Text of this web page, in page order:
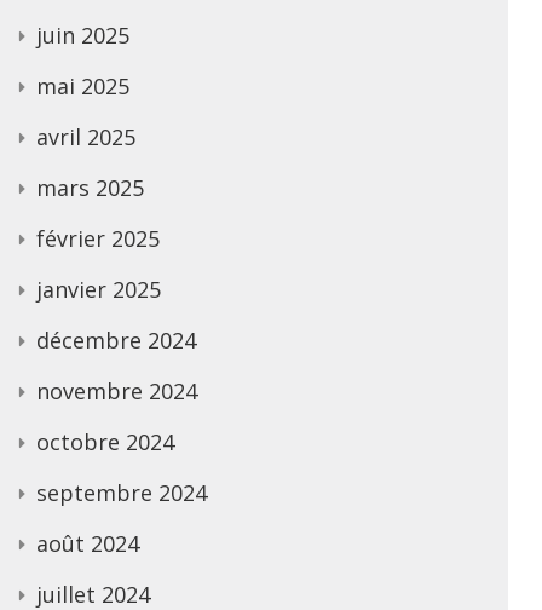
juin 2025
mai 2025
avril 2025
mars 2025
février 2025
janvier 2025
décembre 2024
novembre 2024
octobre 2024
septembre 2024
août 2024
juillet 2024